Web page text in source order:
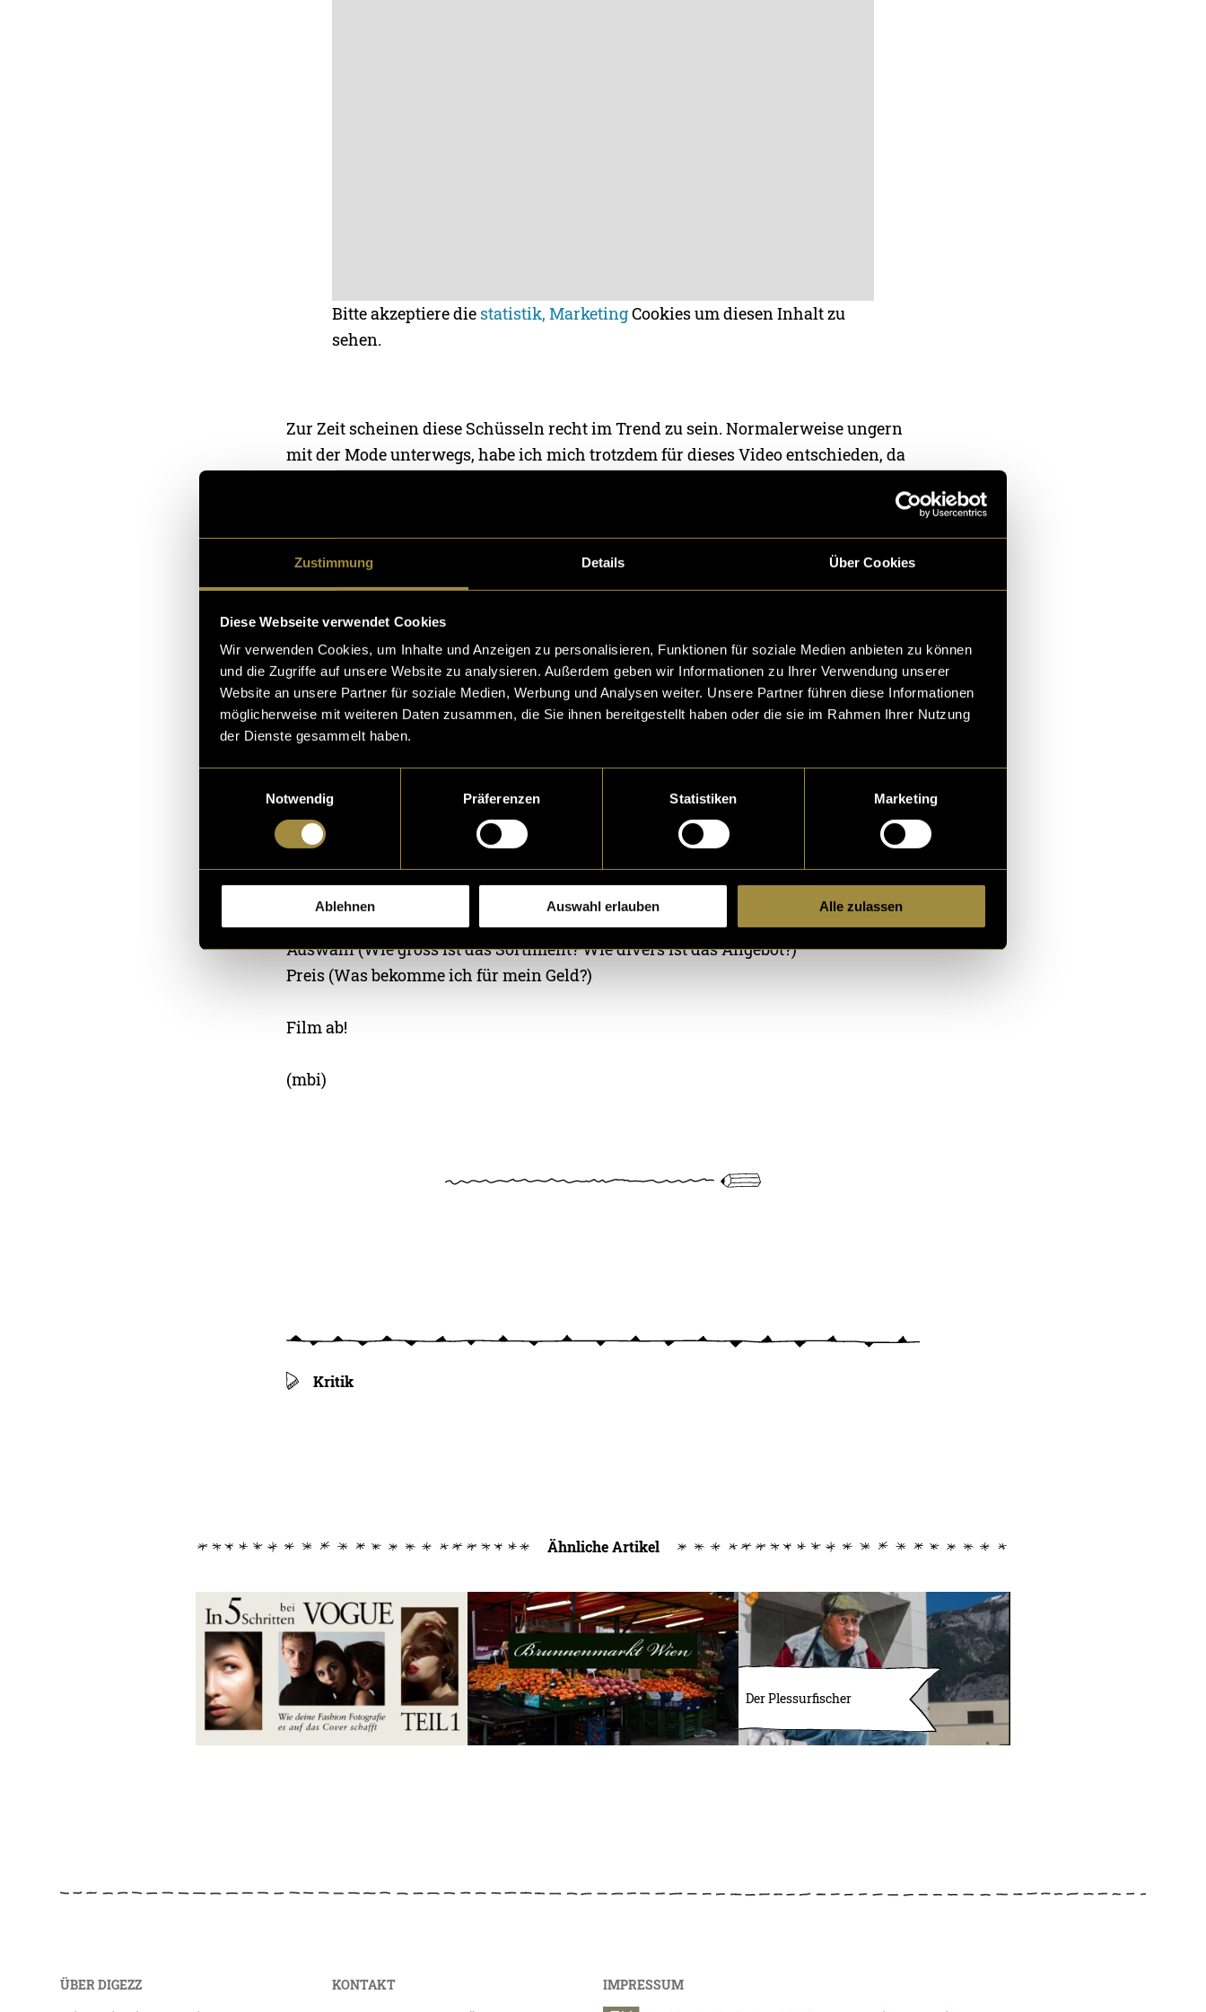
Zustimmung Details Über Cookies
Diese Webseite verwendet Cookies
Wir verwenden Cookies, um Inhalte und Anzeigen zu personalisieren, Funktionen für soziale Medien anbieten zu können
und die Zugriffe auf unsere Website zu analysieren. Außerdem geben wir Informationen zu Ihrer Verwendung unserer
Website an unsere Partner für soziale Medien, Werbung und Analysen weiter. Unsere Partner führen diese Informationen
möglicherweise mit weiteren Daten zusammen, die Sie ihnen bereitgestellt haben oder die sie im Rahmen Ihrer Nutzung
der Dienste gesammelt haben.
Notwendig
Präferenzen Statistiken Marketing
Ablehnen Auswahl erlauben Alle zulassen
Bitte akzeptiere die statistik, MarketingCookies um diesen Inhalt zu
sehen.
Zur Zeit scheinen diese Schüsseln recht im Trend zu sein. Normalerweise ungern
mit der Mode unterwegs, habe ich mich trotzdem für dieses Video entschieden, da
Letzten Sommer war ich bereits für einige Tage in Wien und habe mich in die
Bowls der Stadt verliebt. Nun begab ich mich im Frühling 2026 für zwei Wochen
nach Wien und hatte viel Zeit, viele verschiedene Lokale zu testen und
anschliessend zu bewerten.
Im Video gehe ich auf fünf Lokale ein. Drei davon waren ein absolutes Muss, da es
grössere Ketten sind, welche bis zu zehn Filialen in der Stadt haben. Sie sind
überall und wer mit offenen Augen durch die Stadt läuft, trifft sie an. Dazu zähle ich
«Apapika», «Honu» und «Fat Monk». Ausserdem besuchte ich zwei kleine
unabhängige Marken: «Salad Jungle» und «Be Fresh». Durch ihre hohen Google-
Maps-Bewertungen bin ich auf die letzten beiden gestossen.
Nach langem Überlegen entschied ich mich für folgendes Bewertungssystem,
anhand dessen ich die Rangliste erstellte:
Geschmack (Ist es lecker? Ist es frisch?)
Lokalität (Wie ist das Lokal eingerichtet? Fühle ich mich wohl?)
Auswahl (Wie gross ist das Sortiment? Wie divers ist das Angebot?)
Preis (Was bekomme ich für mein Geld?)
Film ab!
(mbi)
Kritik
Ähnliche Artikel
Der Plessurfischer
ÜBER DIGEZZ
KONTAKT
IMPRESSUM